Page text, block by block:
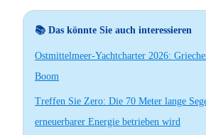
📚 Das könnte Sie auch interessieren
Ostmittelmeer-Yachtcharter 2026:
Boom
Treffen Sie Zero: Die 70 Meter lange
erneuerbarer Energie betrieben wird